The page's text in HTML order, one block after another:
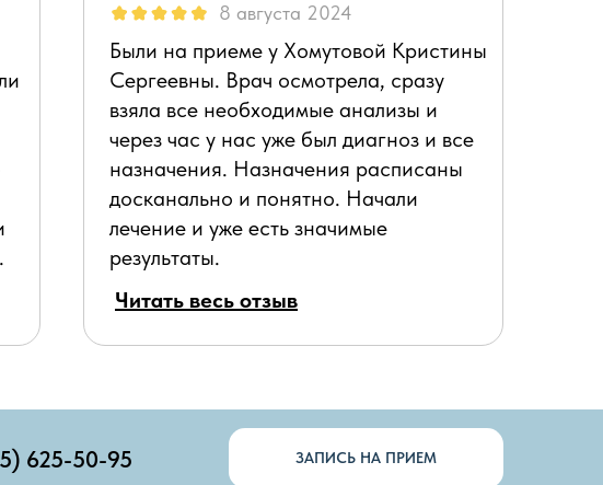
8 августа 2024
Были на приеме у Хомутовой Кристины
Сергеевны. Врач осмотрела, сразу
взяла все необходимые анализы и
через час у нас уже был диагноз и все
назначения. Назначения расписаны
досканально и понятно. Начали
лечение и уже есть значимые
результаты.
Читать весь отзыв
ЗАПИСЬ НА ПРИЕМ
625-50-95